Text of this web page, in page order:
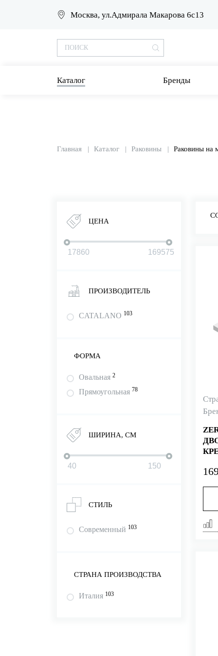
Москва, ул.Адмирала Макарова 6с13
Каталог Бренды
Главная Каталог Раковины Раковины на
ЦЕНА
ПРОИЗВОДИТЕЛЬ
CATALANO 103
ФОРМА
Овальная 2
Прямоугольная 78
ШИРИНА, СМ
СТИЛЬ
Современный 103
СТРАНА ПРОИЗВОДСТВА
Италия 103